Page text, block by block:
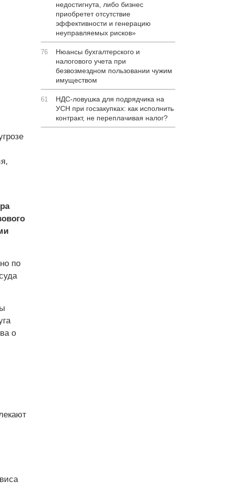
по
о
недостигнута, либо бизнес
приобретет отсутствие
эффективности и генерацию
неуправляемых рисков»
76
Нюансы бухгалтерского и
налогового учета при
безвозмездном пользовании чужим
имуществом
61
НДС-ловушка для подрядчика на
УСН при госзакупках: как исполнить
контракт, не переплачивая налог?